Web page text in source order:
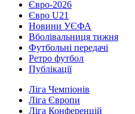
Євро-2026
Євро U21
Новини УЄФА
Вболівальниця тижня
Футбольні передачі
Ретро футбол
Публікації
Ліга Чемпіонів
Ліга Європи
Ліга Конференцій